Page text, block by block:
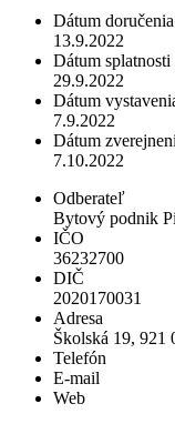
Dátum doručenia
13.9.2022
Dátum splatnosti
29.9.2022
Dátum
7.9.2022
Dátum
7.10.2022
Odberateľ
Bytový podnik
IČO
36232700
DIČ
2020170031
Adresa
Školská 19, 921
Telefón
E-mail
Web